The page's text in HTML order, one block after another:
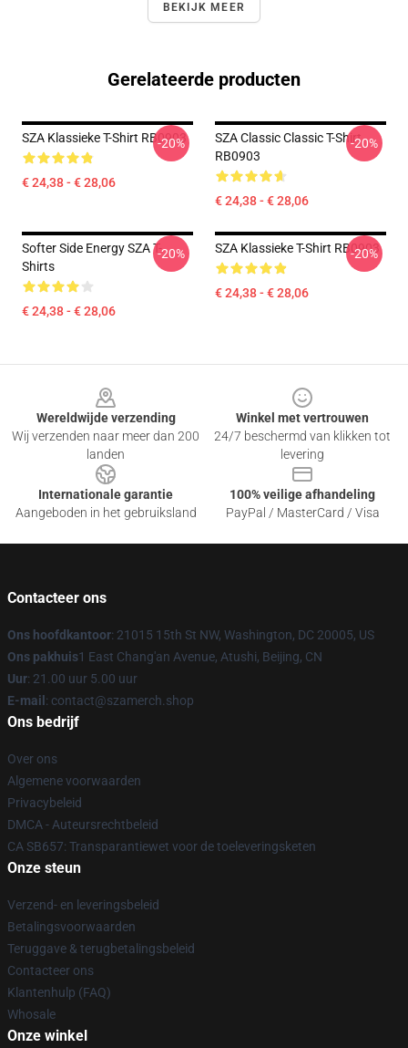
BEKIJK MEER
Gerelateerde producten
SZA Klassieke T-Shirt RB0903
€ 24,38 - € 28,06
-20%
SZA Classic Classic T-Shirt
RB0903
€ 24,38 - € 28,06
-20%
Softer Side Energy SZA T-
Shirts
€ 24,38 - € 28,06
-20% SZA Klassieke T-Shirt RB0903
€ 24,38 - € 28,06
-20%
Wereldwijde verzending
Wij verzenden naar meer dan 200
landen
Winkel met vertrouwen
24/7 beschermd van klikken tot
levering
Internationale garantie
Aangeboden in het gebruiksland
100% veilige afhandeling
PayPal / MasterCard / Visa
Contacteer ons
Ons hoofdkantoor: 21015 15th St NW, Washington, DC 20005, US
Ons pakhuis1 East Chang'an Avenue, Atushi, Beijing, CN
Uur: 21.00 uur 5.00 uur
E-mail : contact@szamerch.shop
Ons bedrijf
Over ons
Algemene voorwaarden
Privacybeleid
DMCA - Auteursrechtbeleid
CA SB657: Transparantiewet voor de toeleveringsketen
Onze steun
Verzend- en leveringsbeleid
Betalingsvoorwaarden
Teruggave & terugbetalingsbeleid
Contacteer ons
Klantenhulp (FAQ)
Whosale
Onze winkel